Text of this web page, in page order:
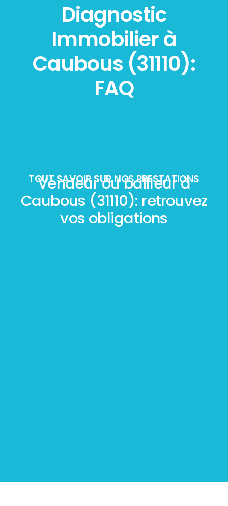
Diagnostic
Immobilier à
Caubous (31110):
FAQ
TOUT SAVOIR SUR NOS PRESTATIONS
Vendeur ou bailleur à
Caubous (31110): retrouvez
vos obligations